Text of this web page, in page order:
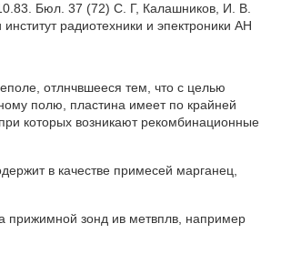
Бюл. 37 (72) С. Г, Калашников, И. B.
радиотехники и эпектроники АН
отлнчвшееся тем, что с целью
полю, пластина имеет по крайней
которых возникают рекомбинационные
в качестве примесей марганец,
прижимной зонд ив метвплв, например